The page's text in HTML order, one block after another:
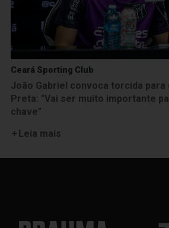
Ceará Sporting Club
João Gabriel convoca torcida
Preta: "Vai ser muito importante
chave"
Leia mais